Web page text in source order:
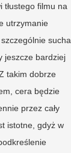
tłustego filmu na
utrzymanie
sucha,
jeszcze bardziej
takim dobrze
cera będzie
przez cały
istotne, gdyż w